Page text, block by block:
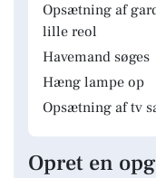
Opsætning af
lille reol
Havemand søges
Hæng lampe op
Opsætning af tv
Opret en